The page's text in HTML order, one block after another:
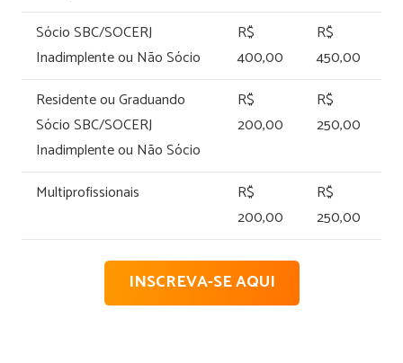
Sócio SBC/SOCERJ
Inadimplente ou Não Sócio
R$
400,00
R$
450,00
Residente ou Graduando
Sócio SBC/SOCERJ
Inadimplente ou Não Sócio
R$
200,00
R$
250,00
Multiprofissionais
R$
200,00
R$
250,00
INSCREVA-SE AQUI